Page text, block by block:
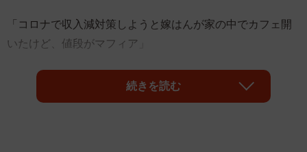
「コロナで収入減対策しようと嫁はんが家の中でカフェ開
いたけど、値段がマフィア」
そんなコメントと共にTwitterに投稿されたあるメニューの
あまりにも強気の値段設定が「なるほどこれはマフィア」
続きを読む